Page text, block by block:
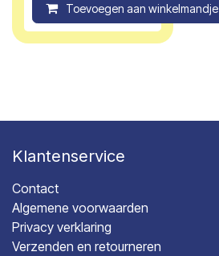
Toevoegen aan winkelmandje
Klantenservice
Contact
Algemene voorwaarden
Privacy verklaring
Verzenden en retourneren